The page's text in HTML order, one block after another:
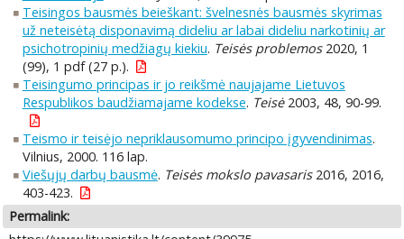
Teisingos bausmės beieškant: švelnesnės bausmės skyrimas
už neteisėtą disponavimą dideliu ar labai dideliu narkotinių ar
psichotropinių medžiagų kiekiu. Teisės problemos2020, 1
(99), 1 pdf (27 p.).
Teisingumo principas ir jo reikšmė naujajame Lietuvos
Respublikos baudžiamajame kodekse. Teisė2003, 48, 90-99.
Teismo ir teisėjo nepriklausomumo principo įgyvendinimas.
Vilnius, 2000. 116 lap.
Viešųjų darbų bausmė. Teisės mokslo pavasaris2016, 2016,
403-423.
Permalink: